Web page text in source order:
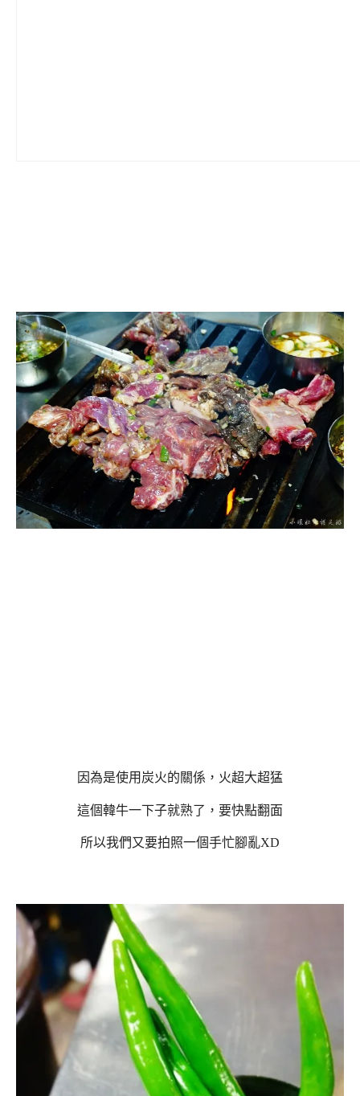
因為是使用炭火的關係，火超大超猛
這個韓牛一下子就熟了，要快點翻面
所以我們又要拍照一個手忙腳亂XD